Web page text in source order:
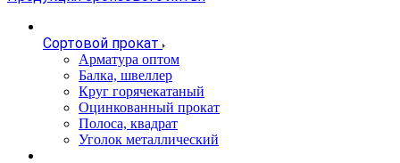
Сортовой прокат
Арматура оптом
Балка, швеллер
Круг горячекатаный
Оцинкованный прокат
Полоса, квадрат
Уголок металлический